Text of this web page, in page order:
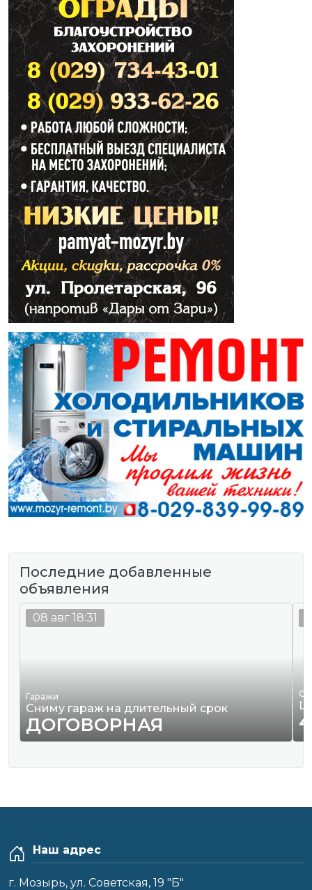
Последние добавленные
объявления
Гаражи
Сниму гараж на длительный срок
ДОГОВОРНАЯ
08 авг 18:31
Наш адрес
г. Мозырь, ул. Советская, 19 "Б"